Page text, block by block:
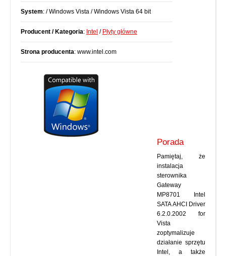
System: / Windows Vista / Windows Vista 64 bit
Producent / Kategoria: Intel / Płyty główne
Strona producenta: www.intel.com
Porada
Pamiętaj, że
instalacja
sterownika
Gateway
MP8701 Intel
SATA AHCI Driver
6.2.0.2002 for
Vista
zoptymalizuje
działanie sprzętu
Intel, a także